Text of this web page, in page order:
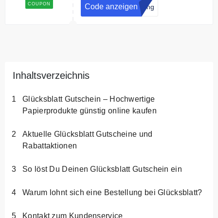
COUPON
15% Rabatt im oecolife
Onlineshop.
Code anzeigen rung
Inhaltsverzeichnis
Glücksblatt Gutschein – Hochwertige
Papierprodukte günstig online kaufen
Aktuelle Glücksblatt Gutscheine und
Rabattaktionen
So löst Du Deinen Glücksblatt Gutschein ein
Warum lohnt sich eine Bestellung bei Glücksblatt?
Kontakt zum Kundenservice